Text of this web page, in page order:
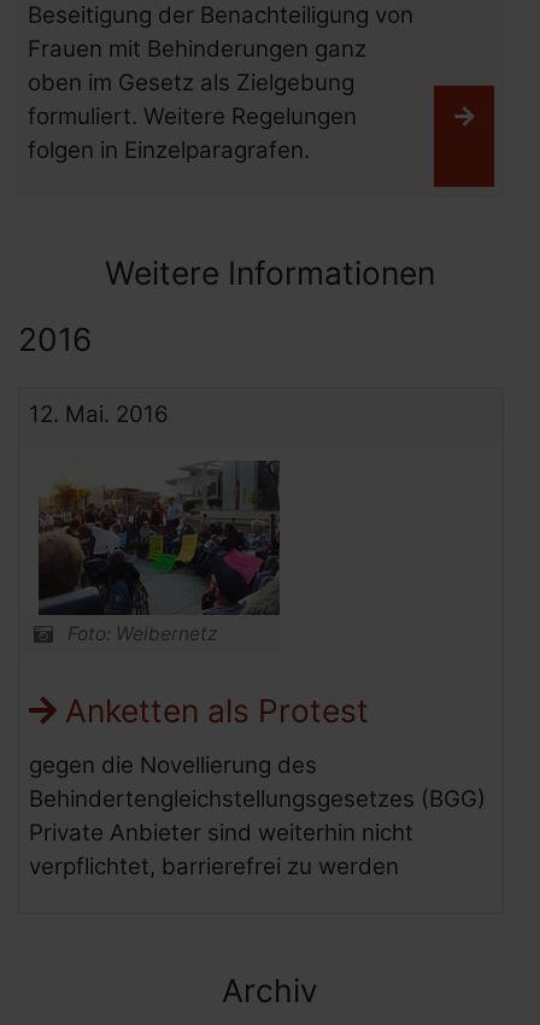
Beseitigung der Benachteiligung von
Frauen mit Behinderungen ganz
oben im Gesetz als Zielgebung
formuliert. Weitere Regelungen
folgen in Einzelparagrafen.
Weitere Informationen
2016
12. Mai. 2016
Foto: Weibernetz
Anketten als Protest
gegen die Novellierung des
Behindertengleichstellungsgesetzes (BGG)
Private Anbieter sind weiterhin nicht
verpflichtet, barrierefrei zu werden
Archiv